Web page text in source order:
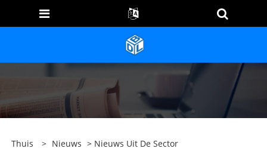
Thuis > Nieuws > Nieuws Uit De Sector